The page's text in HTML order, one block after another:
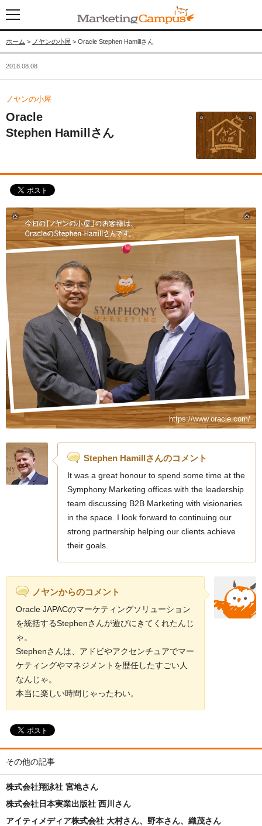
ホーム > ノヤンの小屋 > Oracle Stephen Hamillさん
2018.08.08
ノヤンの小屋
Oracle
Stephen Hamillさん
https://www.oracle.com/
Stephen Hamillさんのコメント
It was a great honour to spend some time at the
Symphony Marketing offices with the leadership
team discussing B2B Marketing with visionaries
in the space. I look forward to continuing our
strong partnership helping our clients achieve
their goals.
ノヤンからのコメント
Oracle JAPACのマーケティングソリューション
を統括するStephenさんが遊びにきてくれたんじ
ゃ。
Stephenさんは、アドビやアクセンチュアでマー
ケティングやマネジメントを歴任したすごい人
なんじゃ。
本当に楽しい時間じゃったわい。
その他の記事
株式会社翔泳社 宮地さん
株式会社日本実業出版社 西川さん
アイティメディア株式会社 大村さん、野本さん、織茂さん